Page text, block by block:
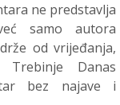
ne predstavlja
samo autora
od vrijeđanja,
Trebinje Danas
bez najave i